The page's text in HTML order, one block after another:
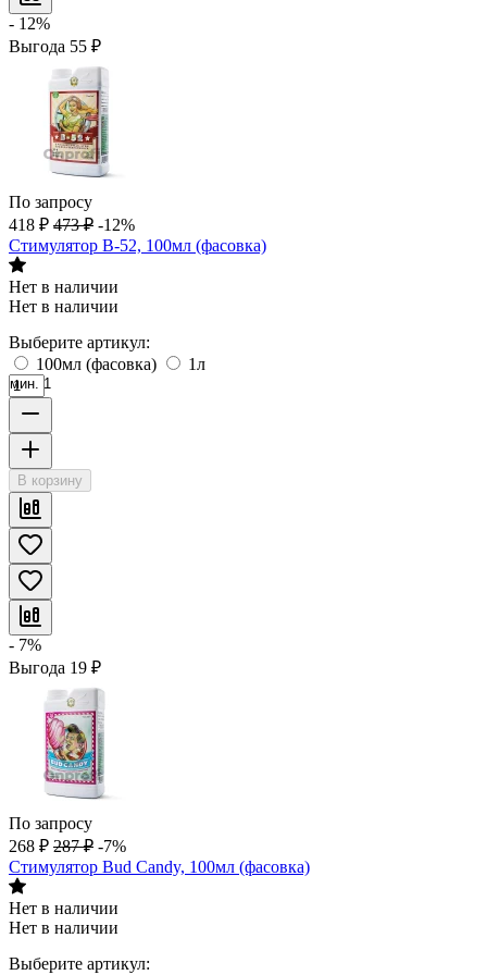
- 12%
Выгода 55 ₽
По запросу
418 ₽ 473 ₽ -12%
Стимулятор B-52, 100мл (фасовка)
Нет в наличии
Нет в наличии
Выберите артикул:
100мл (фасовка)
1л
мин. 1
В корзину
- 7%
Выгода 19 ₽
По запросу
268 ₽ 287 ₽ -7%
Стимулятор Bud Candy, 100мл (фасовка)
Нет в наличии
Нет в наличии
Выберите артикул: